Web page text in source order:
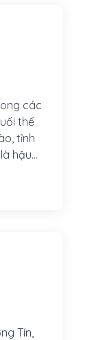
các
thế
tỉnh
hậu
Tín,